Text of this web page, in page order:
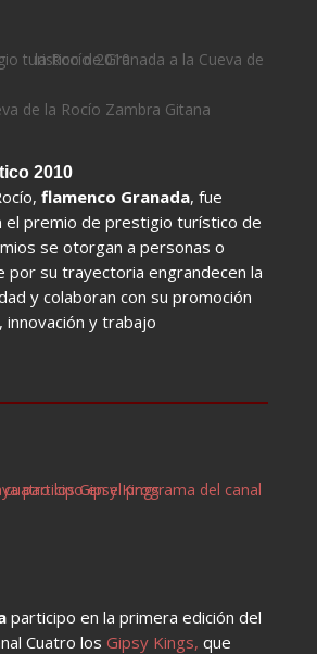
2010
flamenco Granada, fue
el premio de prestigio turístico de
se otorgan a personas o
por su trayectoria engrandecen la
y colaboran con su promoción
innovación y trabajo
participo en la primera edición del
Cuatro los Gipsy Kings, que